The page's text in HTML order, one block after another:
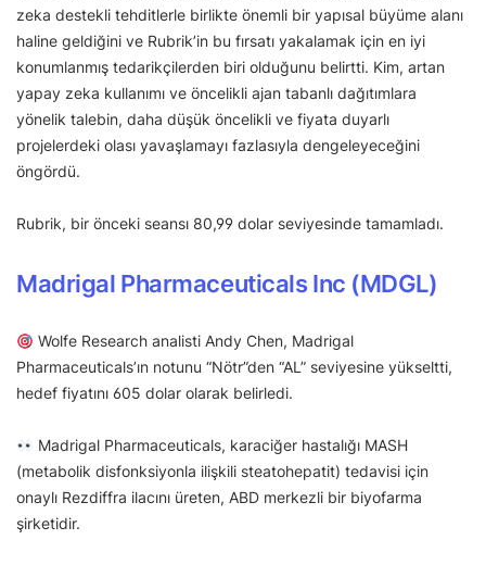
zeka destekli tehditlerle birlikte önemli bir yapısal büyüme alanı
haline geldiğini ve Rubrik’in bu fırsatı yakalamak için en iyi
konumlanmış tedarikçilerden biri olduğunu belirtti. Kim, artan
yapay zeka kullanımı ve öncelikli ajan tabanlı dağıtımlara
yönelik talebin, daha düşük öncelikli ve fiyata duyarlı
projelerdeki olası yavaşlamayı fazlasıyla dengeleyeceğini
öngördü.
Rubrik, bir önceki seansı 80,99 dolar seviyesinde tamamladı.
Madrigal Pharmaceuticals Inc (MDGL)
Wolfe Research analisti Andy Chen, Madrigal
Pharmaceuticals’ın notunu “Nötr”den “AL” seviyesine yükseltti,
hedef fiyatını 605 dolar olarak belirledi.
Madrigal Pharmaceuticals, karaciğer hastalığı MASH
(metabolik disfonksiyonla ilişkili steatohepatit) tedavisi için
onaylı Rezdiffra ilacını üreten, ABD merkezli bir biyofarma
şirketidir.